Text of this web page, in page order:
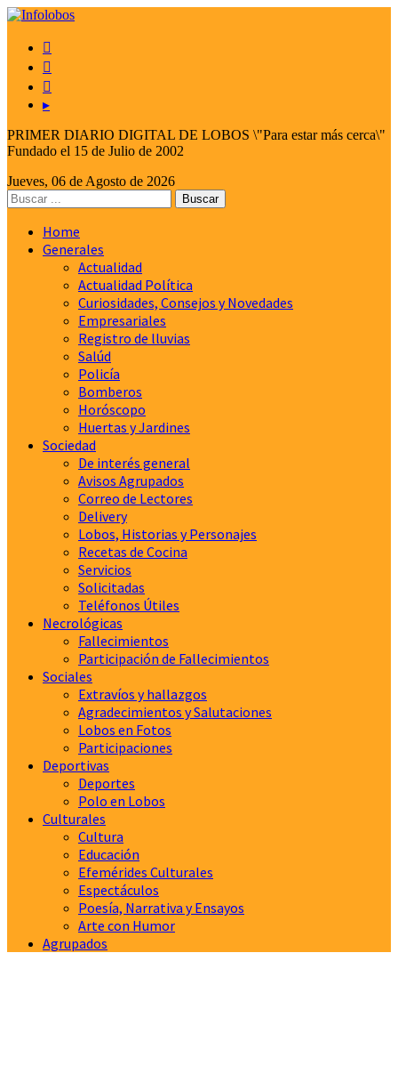



▸
PRIMER DIARIO DIGITAL DE LOBOS \"Para estar más cerca\"
Fundado el 15 de Julio de 2002
Jueves, 06 de Agosto de 2026
Home
Generales
Actualidad
Actualidad Política
Curiosidades, Consejos y Novedades
Empresariales
Registro de lluvias
Salúd
Policía
Bomberos
Horóscopo
Huertas y Jardines
Sociedad
De interés general
Avisos Agrupados
Correo de Lectores
Delivery
Lobos, Historias y Personajes
Recetas de Cocina
Servicios
Solicitadas
Teléfonos Útiles
Necrológicas
Fallecimientos
Participación de Fallecimientos
Sociales
Extravíos y hallazgos
Agradecimientos y Salutaciones
Lobos en Fotos
Participaciones
Deportivas
Deportes
Polo en Lobos
Culturales
Cultura
Educación
Efemérides Culturales
Espectáculos
Poesía, Narrativa y Ensayos
Arte con Humor
Agrupados